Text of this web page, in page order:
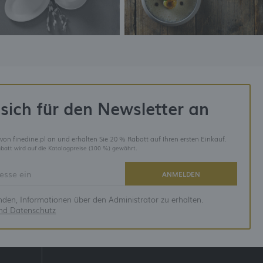
für den Newsletter an
finedine.pl an und erhalten Sie 20 % Rabatt auf Ihren ersten Einkauf.
wird auf die Katalogpreise (100 %) gewährt.
ANMELDEN
Informationen über den Administrator zu erhalten.
Datenschutz